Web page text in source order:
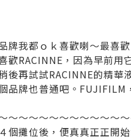
牌我都ｏｋ喜歡喇～最喜
歡RACINNE，因為早前用
後再試試RACINNE的精華
品牌也普通吧。
～～～～～～～～～～～
個攤位後，便真真正正開